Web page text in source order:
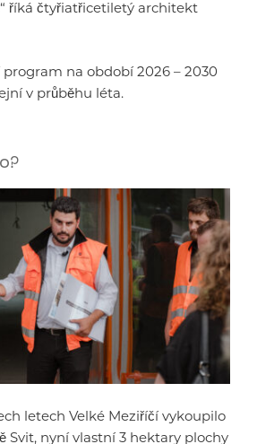
“ říká čtyřiatřicetiletý architekt
na období 2026 – 2030
v průběhu léta.
letech Velké Meziříčí vykoupilo
Svit, nyní vlastní 3 hektary plochy